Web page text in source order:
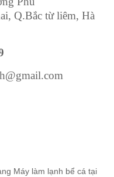
Q.Bắc từ liêm, Hà
Máy làm lạnh bể cá tại